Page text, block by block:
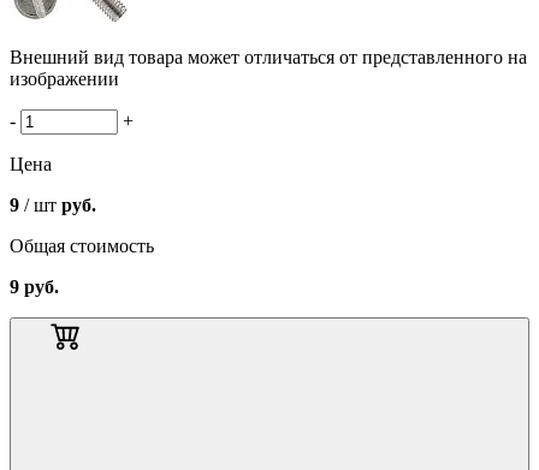
Внешний вид товара может отличаться от представленного на
изображении
- +
Цена
9 / шт руб.
Общая стоимость
9 руб.